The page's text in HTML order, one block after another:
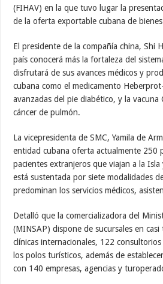
(FIHAV) en la que tuvo lugar la
de la oferta exportable cubana de
El presidente de la compañía china, Shi
país conocerá más la fortaleza del
disfrutará de sus avances médicos y
cubana como el medicamento
avanzadas del pie diabético, y la vacuna
cáncer de pulmón.
La vicepresidenta de SMC, Yamila de
entidad cubana oferta actualmente 250
pacientes extranjeros que viajan a la
está sustentada por siete modalidades
predominan los servicios médicos,
Detalló que la comercializadora del
(MINSAP) dispone de sucursales en
clínicas internacionales, 122
los polos turísticos, además de
con 140 empresas, agencias y